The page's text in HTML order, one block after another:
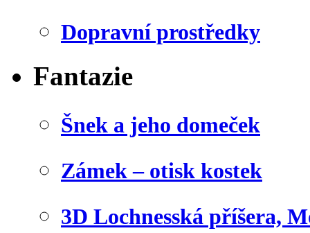
Dopravní prostředky
Fantazie
Šnek a jeho domeček
Zámek – otisk kostek
3D Lochnesská příšera,